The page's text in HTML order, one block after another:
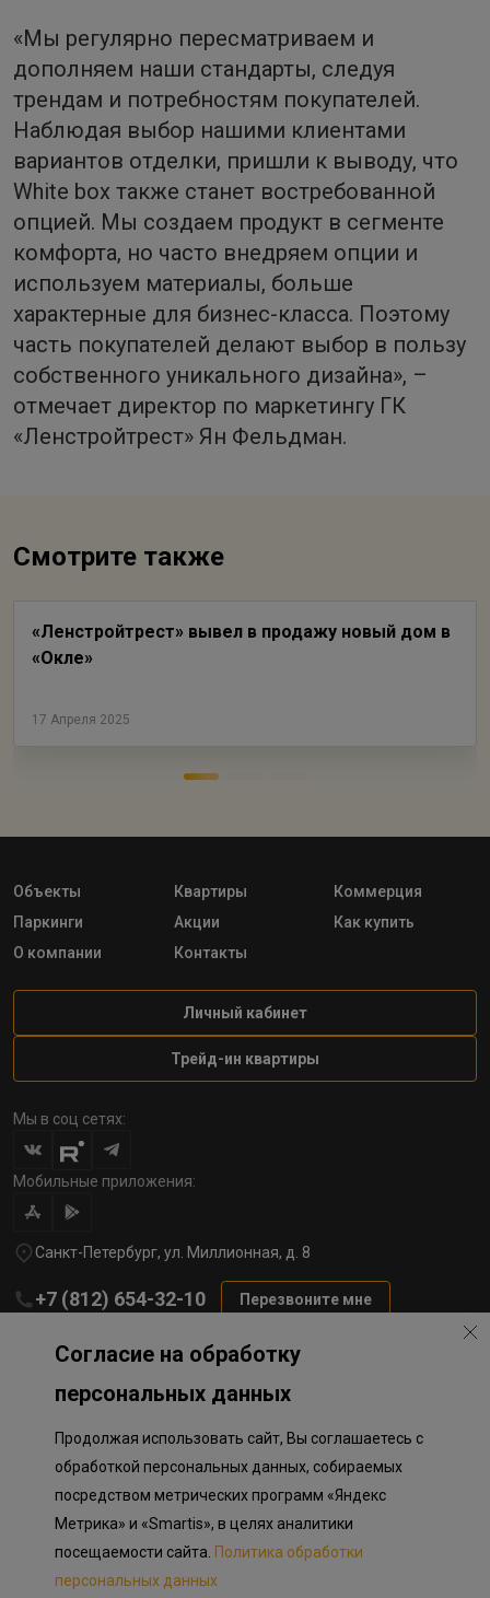
«Мы регулярно пересматриваем и
дополняем наши стандарты, следуя
трендам и потребностям покупателей.
Наблюдая выбор нашими клиентами
вариантов отделки, пришли к выводу, что
White box также станет востребованной
опцией. Мы создаем продукт в сегменте
комфорта, но часто внедряем опции и
используем материалы, больше
характерные для бизнес-класса. Поэтому
часть покупателей делают выбор в пользу
собственного уникального дизайна», –
отмечает директор по маркетингу ГК
«Ленстройтрест» Ян Фельдман.
Смотрите также
«Ленстройтрест» вывел в продажу новый дом в
«Окле»
17 Апреля 2025
Объекты Квартиры
Коммерция
Паркинги
Акции
Как купить
О компании
Контакты
Личный кабинет
Трейд-ин квартиры
Мы в соц сетях:
Мобильные приложения:
Санкт-Петербург, ул. Миллионная, д. 8
+7 (812) 654-32-10 Перезвоните мне
Политика обработки персональных данных
Информация о плановом направлении средств
на строительство соц.объектов в Окле
Приложение к программе лояльности
Разработка сайта «Пикмедиа»
Информация, представленная на сайте, носит исключительно
ознакомительный характер, не является публичной офертой,
Согласие на обработку
персональных данных
Продолжая использовать сайт, Вы соглашаетесь с
обработкой персональных данных, собираемых
посредством метрических программ «Яндекс
Метрика» и «Smartis», в целях аналитики
посещаемости сайта. Политика обработки
персональных данных